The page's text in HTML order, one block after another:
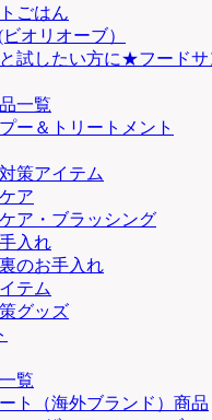
ごはん
オリオーブ）
試したい方に★フードサ
一覧
ー＆トリートメント
策アイテム
ア
ア・ブラッシング
入れ
のお手入れ
テム
グッズ
覧
ト（海外ブランド）商品